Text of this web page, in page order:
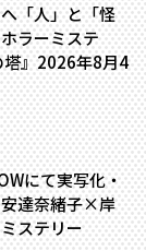
「人」と「怪
ラーミステ
』2026年8月4
にて実写化・
達奈緒子×岸
ステリー